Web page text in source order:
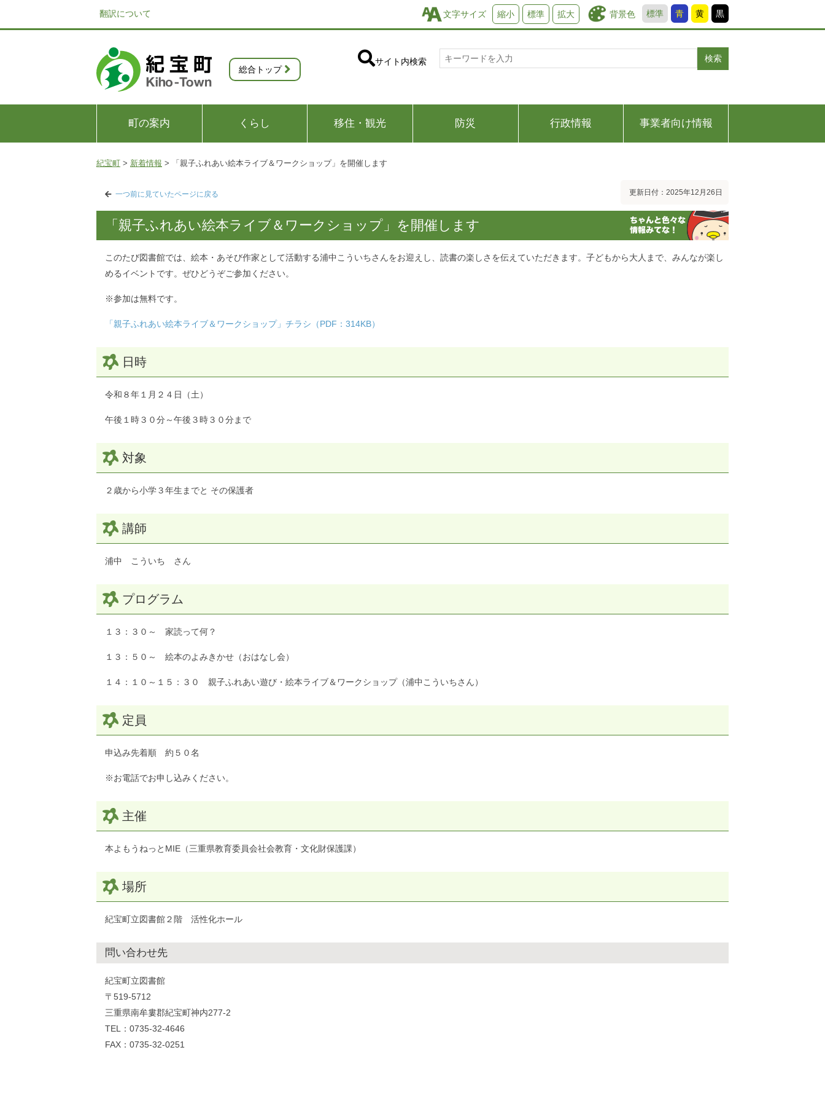
翻訳について 背景色 標準 青 黄 黒
文字サイズ 縮小 標準 拡大
総合トップ
サイト内検索 検索
町の案内 くらし 移住・観光 防災 行政情報 事業者向け情報
紀宝町 > 新着情報 > 「親子ふれあい絵本ライブ＆ワークショップ」を開催します
一つ前に見ていたページに戻る 更新日付：2025年12月26日
「親子ふれあい絵本ライブ＆ワークショップ」を開催します
このたび図書館では、絵本・あそび作家として活動する浦中こういちさんをお迎えし、読書の楽しさを伝えていただきます。子どもから大人まで、みんなが楽し
めるイベントです。ぜひどうぞご参加ください。
※参加は無料です。
「親子ふれあい絵本ライブ＆ワークショップ」チラシ（PDF：314KB）
日時
令和８年１月２４日（土）
午後１時３０分～午後３時３０分まで
対象
２歳から小学３年生までと その保護者
講師
浦中 こういち さん
プログラム
１３：３０～ 家読って何？
１３：５０～ 絵本のよみきかせ（おはなし会）
１４：１０～１５：３０ 親子ふれあい遊び・絵本ライブ＆ワークショップ（浦中こういちさん）
定員
申込み先着順 約５０名
※お電話でお申し込みください。
主催
本よもうねっとMIE（三重県教育委員会社会教育・文化財保護課）
場所
紀宝町立図書館２階 活性化ホール
問い合わせ先
紀宝町立図書館
〒519-5712
三重県南牟婁郡紀宝町神内277-2
TEL：0735-32-4646
FAX：0735-32-0251